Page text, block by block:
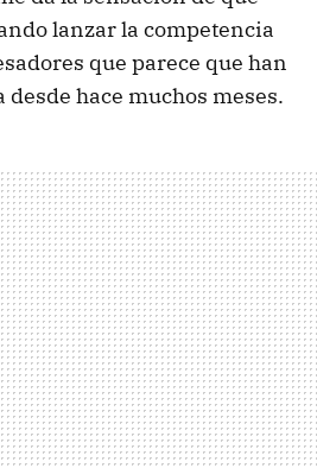
lanzar la competencia
que parece que han
hace muchos meses.